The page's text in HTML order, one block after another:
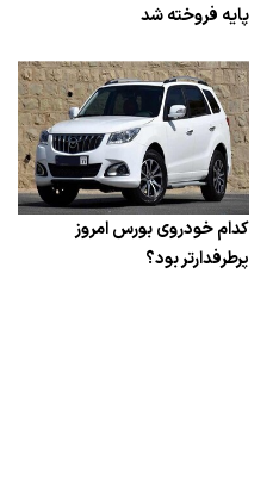
پایه فروخته شد
کدام خودروی بورس امروز
پرطرفدارتر بود؟